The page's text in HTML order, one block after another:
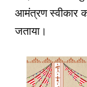
आमंत्रण स्वीकार
जताया।